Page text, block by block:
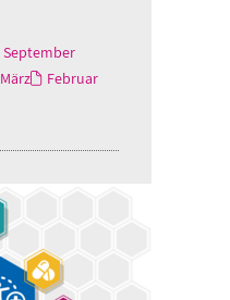
September
März
Februar